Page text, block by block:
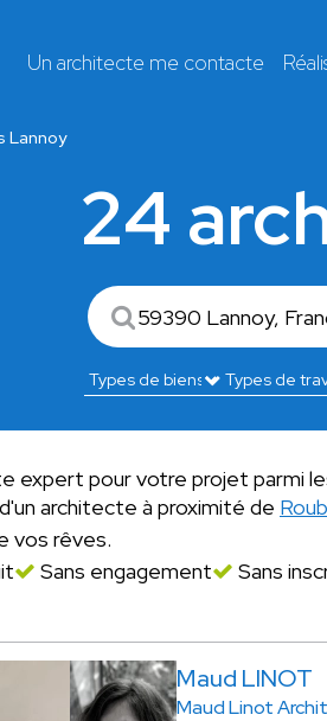
Un architecte me contacte
Lannoy
24
expert pour votre projet parmi
architecte à proximité de
vos rêves.
Sans engagement Sans
Maud LINOT
Maud Linot